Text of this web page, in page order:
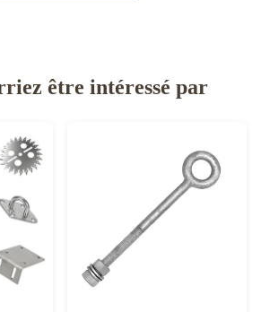
être intéressé par